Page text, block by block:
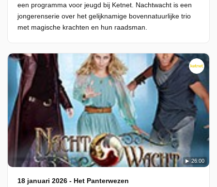
een programma voor jeugd bij Ketnet. Nachtwacht is een
jongerenserie over het gelijknamige bovennatuurlijke trio
met magische krachten en hun raadsman.
26:00
18 januari 2026 - Het Panterwezen